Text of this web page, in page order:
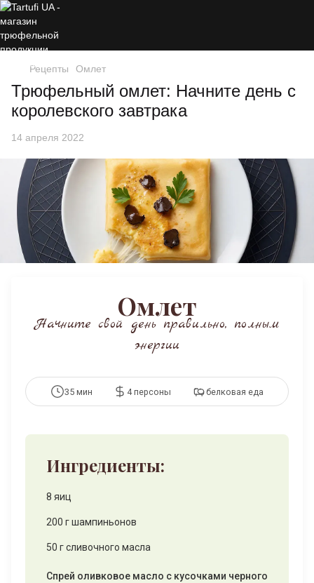
Рецепты Омлет
Трюфельный омлет: Начните день с
королевского завтрака
14 апреля 2022
Омлет
Начните свой день правильно, полным
энергии
35 мин 4 персоны белковая еда
Ингредиенты:
8 яиц
200 г шампиньонов
50 г сливочного масла
Спрей оливковое масло с кусочками черного